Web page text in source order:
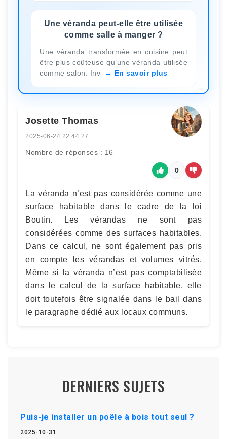
Une véranda peut-elle être utilisée
comme salle à manger ?
Une véranda transformée en cuisine peut
être plus coûteuse qu’une véranda utilisée
comme salon. Inv
En savoir plus
Josette Thomas
2025-06-24 22:44:27
Nombre de réponses : 16
0
La véranda n’est pas considérée comme une
surface habitable dans le cadre de la loi
Boutin. Les vérandas ne sont pas
considérées comme des surfaces habitables.
Dans ce calcul, ne sont également pas pris
en compte les vérandas et volumes vitrés.
Même si la véranda n’est pas comptabilisée
dans le calcul de la surface habitable, elle
doit toutefois être signalée dans le bail dans
le paragraphe dédié aux locaux communs.
DERNIERS SUJETS
Puis-je installer un poêle à bois tout seul ?
2025-10-31